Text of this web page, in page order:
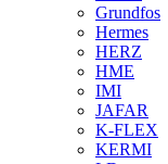
Grundfos
Hermes
HERZ
HME
IMI
JAFAR
K-FLEX
KERMI